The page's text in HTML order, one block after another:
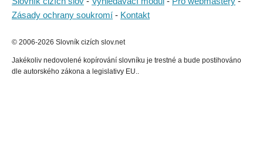
Zásady ochrany soukromí - Kontakt
© 2006-2026 Slovník cizích slov.net
Jakékoliv nedovolené kopírování slovníku je trestné a bude postihováno
dle autorského zákona a legislativy EU..